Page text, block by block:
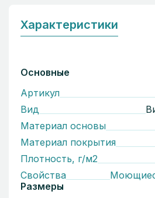
Характеристики
Основные
Артикул
Вид
Материал основы
Материал покрытия
Плотность, г/м2
Свойства
Размеры